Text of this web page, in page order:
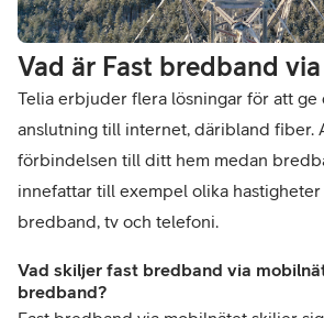
Vad är Fast bredband
Telia erbjuder flera lösningar för att ge
anslutning till internet, däribland fiber.
förbindelsen till ditt hem medan
innefattar till exempel olika
bredband, tv och telefoni.
Vad skiljer fast bredband via
bredband?